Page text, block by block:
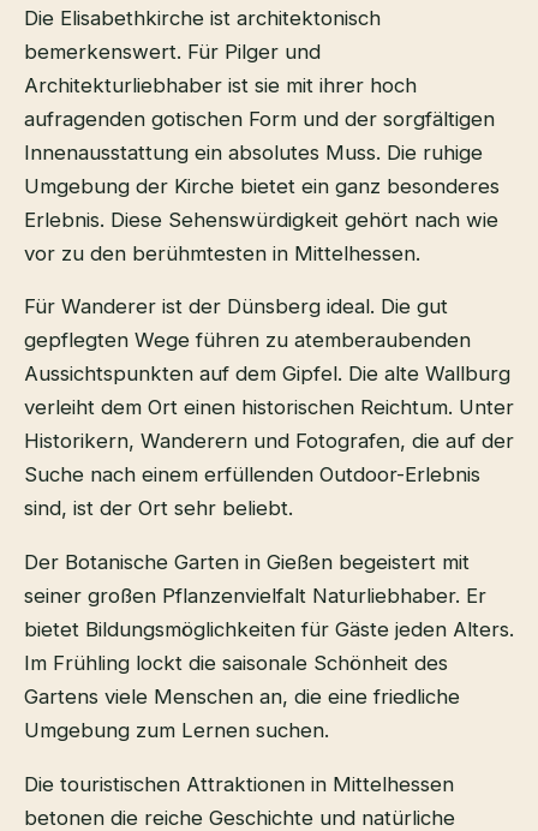
Die Elisabethkirche ist architektonisch
bemerkenswert. Für Pilger und
Architekturliebhaber ist sie mit ihrer hoch
aufragenden gotischen Form und der sorgfältigen
Innenausstattung ein absolutes Muss. Die ruhige
Umgebung der Kirche bietet ein ganz besonderes
Erlebnis. Diese Sehenswürdigkeit gehört nach wie
vor zu den berühmtesten in Mittelhessen.
Für Wanderer ist der Dünsberg ideal. Die gut
gepflegten Wege führen zu atemberaubenden
Aussichtspunkten auf dem Gipfel. Die alte Wallburg
verleiht dem Ort einen historischen Reichtum. Unter
Historikern, Wanderern und Fotografen, die auf der
Suche nach einem erfüllenden Outdoor-Erlebnis
sind, ist der Ort sehr beliebt.
Der Botanische Garten in Gießen begeistert mit
seiner großen Pflanzenvielfalt Naturliebhaber. Er
bietet Bildungsmöglichkeiten für Gäste jeden Alters.
Im Frühling lockt die saisonale Schönheit des
Gartens viele Menschen an, die eine friedliche
Umgebung zum Lernen suchen.
Die touristischen Attraktionen in Mittelhessen
betonen die reiche Geschichte und natürliche